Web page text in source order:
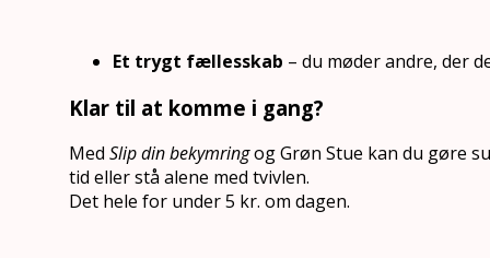
Et trygt fællesskab – du møder andre, der
Klar til at komme i gang?
Med Slip din bekymringog Grøn Stue kan du gøre
tid eller stå alene med tvivlen.
Det hele for under 5 kr. om dagen.